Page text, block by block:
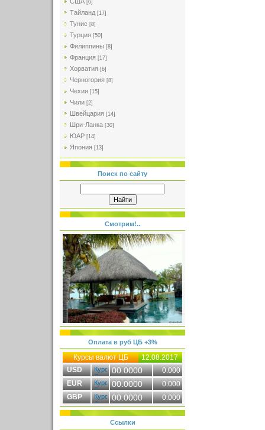
[6]
Тайланд [17]
Тунис [8]
Турция [50]
Филиппины [8]
Франция [17]
Хорватия [6]
Черногория [8]
Чехия [15]
Чили [2]
Швейцария [14]
Шри-Ланка [30]
ЮАР [14]
Япония [13]
Поиск по сайту
Смотрим!..
Оплата в руб ЦБ +3%
Курсы валют ЦБ
12.08.2017
USD
00.0000
0.000
EUR
00.0000
0.000
GBP
00.0000 0.000
Ссылки